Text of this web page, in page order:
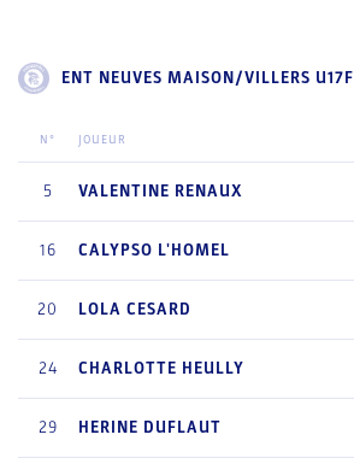
ENT NEUVES MAISON/VILLERS U17F
N° JOUEUR
5 VALENTINE RENAUX
16 CALYPSO L'HOMEL
20 LOLA CESARD
24 CHARLOTTE HEULLY
29 HERINE DUFLAUT